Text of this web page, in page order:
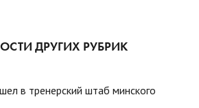
ДРУГИХ РУБРИК
в тренерский штаб минского